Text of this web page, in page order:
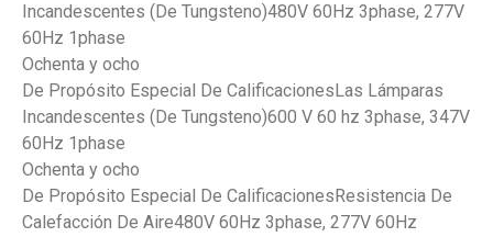
Incandescentes (De Tungsteno)480V 60Hz 3phase, 277V
60Hz 1phase
Ochenta y ocho
De Propósito Especial De CalificacionesLas Lámparas
Incandescentes (De Tungsteno)600 V 60 hz 3phase, 347V
60Hz 1phase
Ochenta y ocho
De Propósito Especial De CalificacionesResistencia De
Calefacción De Aire480V 60Hz 3phase, 277V 60Hz